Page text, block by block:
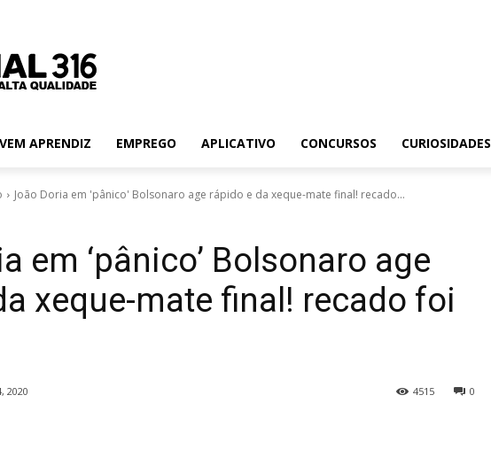
APRENDIZ EMPREGO APLICATIVO CONCURSOS CURIOSIDADES
João Doria em 'pânico' Bolsonaro age rápido e da xeque-mate final! recado...
em ‘pânico’ Bolsonaro age
xeque-mate final! recado foi
2020 0
4515